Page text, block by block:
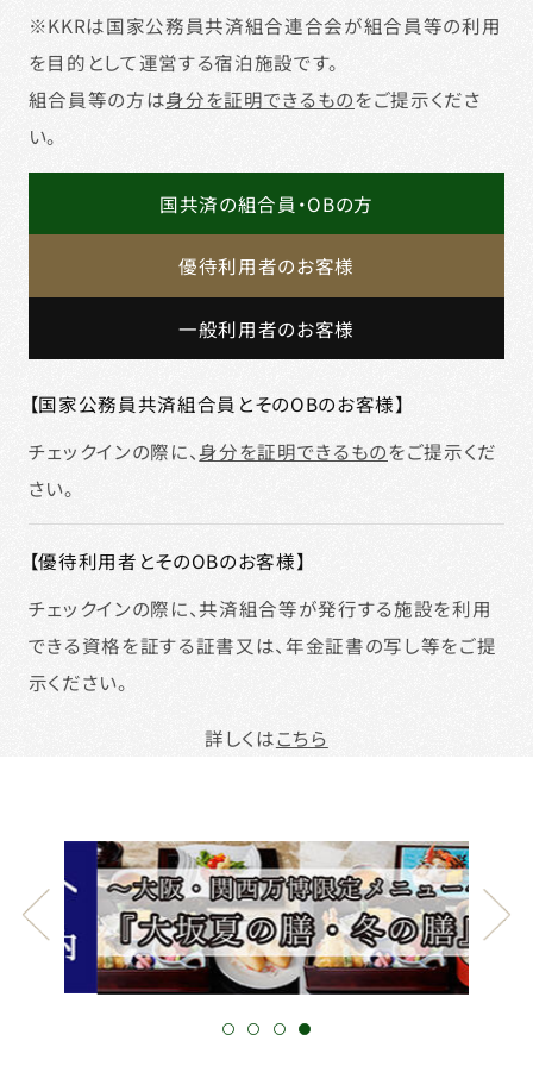
予
※KKRは国家公務員共済組合連合会が組合員等の利用
を目的として運営する宿泊施設です。
組合員等の方は身分を証明できるものをご提示くださ
い。
国共済の組合員・OBの方
優待利用者のお客様
一般利用者のお客様
【国家公務員共済組合員とそのOBのお客様】
チェックインの際に、身分を証明できるものをご提示くだ
さい。
【優待利用者とそのOBのお客様】
チェックインの際に、共済組合等が発行する施設を利用
できる資格を証する証書又は、年金証書の写し等をご提
示ください。
詳しくはこちら